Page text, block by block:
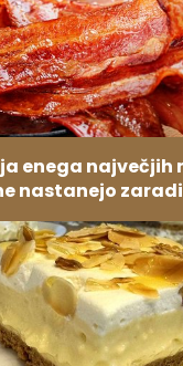
enega največjih
nastanejo
ki ga